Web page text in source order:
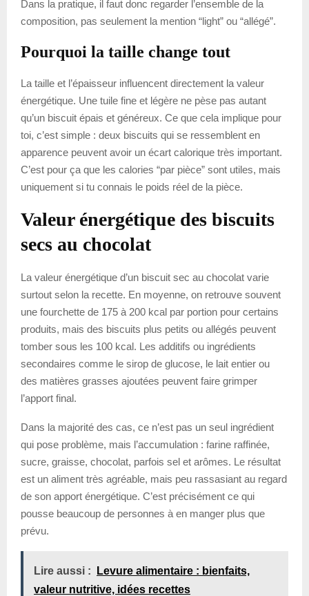
Dans la pratique, il faut donc regarder l’ensemble de la
composition, pas seulement la mention “light” ou “allégé”.
Pourquoi la taille change tout
La taille et l’épaisseur influencent directement la valeur
énergétique. Une tuile fine et légère ne pèse pas autant
qu’un biscuit épais et généreux. Ce que cela implique pour
toi, c’est simple : deux biscuits qui se ressemblent en
apparence peuvent avoir un écart calorique très important.
C’est pour ça que les calories “par pièce” sont utiles, mais
uniquement si tu connais le poids réel de la pièce.
Valeur énergétique des biscuits
secs au chocolat
La valeur énergétique d’un biscuit sec au chocolat varie
surtout selon la recette. En moyenne, on retrouve souvent
une fourchette de 175 à 200 kcal par portion pour certains
produits, mais des biscuits plus petits ou allégés peuvent
tomber sous les 100 kcal. Les additifs ou ingrédients
secondaires comme le sirop de glucose, le lait entier ou
des matières grasses ajoutées peuvent faire grimper
l’apport final.
Dans la majorité des cas, ce n’est pas un seul ingrédient
qui pose problème, mais l’accumulation : farine raffinée,
sucre, graisse, chocolat, parfois sel et arômes. Le résultat
est un aliment très agréable, mais peu rassasiant au regard
de son apport énergétique. C’est précisément ce qui
pousse beaucoup de personnes à en manger plus que
prévu.
Lire aussi :
Levure alimentaire : bienfaits,
valeur nutritive, idées recettes